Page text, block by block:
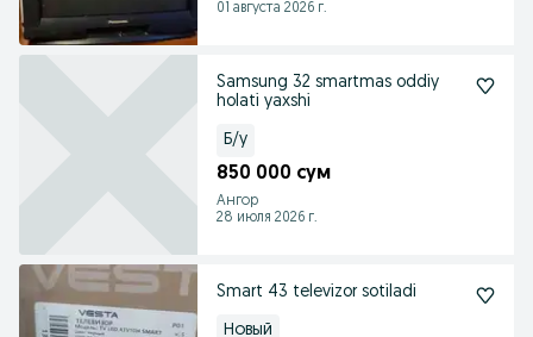
01 августа 2026 г.
Samsung 32 smartmas oddiy
holati yaxshi
Б/у
850 000 сум
Ангор
28 июля 2026 г.
Smart 43 televizor sotiladi
Новый